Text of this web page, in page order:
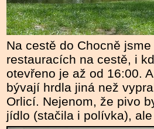
Na cestě do Chocně
restauracích na cestě, i
otevřeno je až od 16:00.
bývají hrdla jiná než
Orlicí. Nejenom, že pivo
jídlo (stačila i polívka),